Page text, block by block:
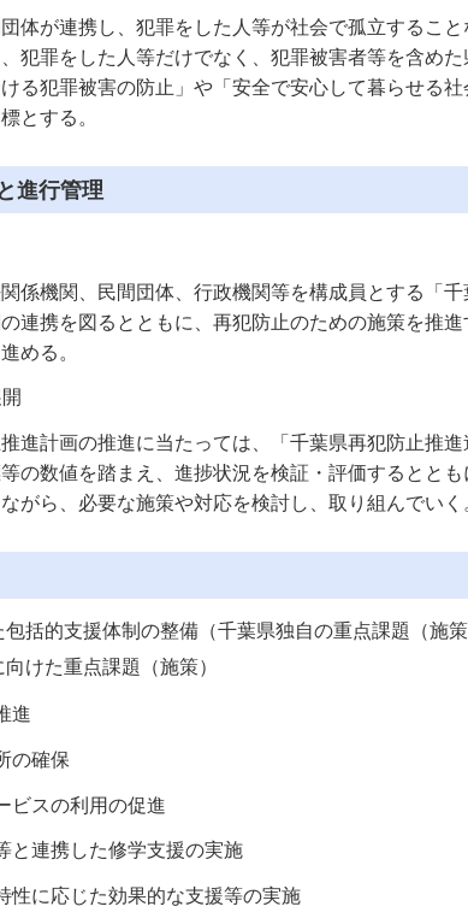
体が連携し、犯罪をした人等が社会で孤立するこ
犯罪をした人等だけでなく、犯罪被害者等を含め
る犯罪被害の防止」や「安全で安心して暮らせる
とする。
進行管理
係機関、民間団体、行政機関等を構成員とする「
連携を図るとともに、再犯防止のための施策を推
める。
進計画の推進に当たっては、「千葉県再犯防止推
の数値を踏まえ、進捗状況を検証・評価するとと
がら、必要な施策や対応を検討し、取り組んでいく
括的支援体制の整備（千葉県独自の重点課題（施
けた重点課題（施策）
進
の確保
ビスの利用の促進
と連携した修学支援の実施
性に応じた効果的な支援等の実施